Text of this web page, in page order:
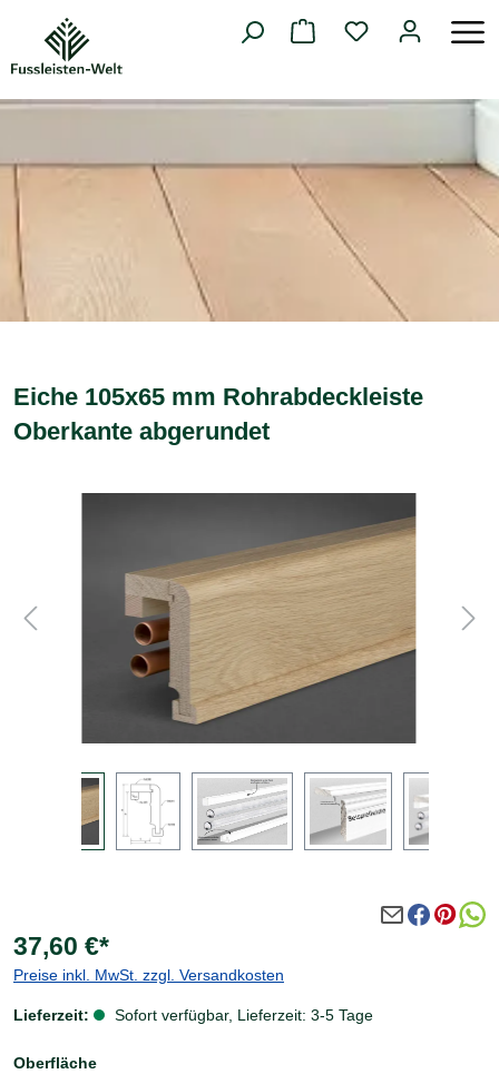
springen
Eiche 105x65 mm Rohrabdeckleiste
Oberkante abgerundet
37,60 €*
Preise inkl. MwSt. zzgl. Versandkosten
Lieferzeit: Sofort verfügbar, Lieferzeit: 3-5 Tage
Oberflächeauswählen